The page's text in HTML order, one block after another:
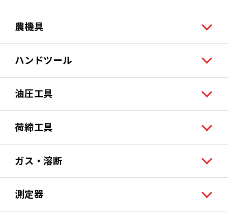
農機具
ハンドツール
油圧工具
荷締工具
ガス・溶断
測定器